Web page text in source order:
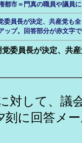
都市＝門真の職員や議員
委員長が決定、共産党も
プ。回答部分が赤文字
委員長が決定、共
対して、議
刻に回答メ